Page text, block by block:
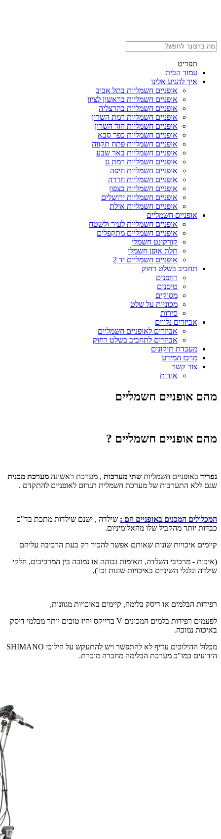
תפריט
עמוד הבית
איך להגיע אלינו
אופניים חשמליות בתל אביב
אופניים חשמליות בראשון לציון
אופניים חשמליות בהרצליה
אופניים חשמליות רמת השרון
אופניים חשמליות הוד השרון
אופניים חשמליות כפר סבא
אופניים חשמליות פתח תקווה
אופניים חשמליות באר שבע
אופניים חשמליות רמת גן
אופניים חשמליות חיפה
אופניים חשמליות חדרה
אופניים חשמליות בצפון
אופניים חשמליות ירושלים
אופניים חשמליות אילת
אופניים חשמליים
אופניים חשמליות לעיר ולשטח
אופניים חשמליים מתקפלים
קורקינט חשמלי
תלת אופן חשמלי
אופניים חשמליים יד 2
תחביב בשלט רחוק
רחפנים
טיסנים
מסוקים
מכוניות על שלט
סירות
אביזרים נלווים
אביזרים לאופניים חשמליים
אביזרים לתחביב בשלט רחוק
מעבדת תיקונים
מרכז המידע
צור קשר
אודות
מהם אופניים חשמליים
מהם אופניים חשמליים ?
נפריד באופניים חשמליות שתי מערכות , מערכת ראשונה מערכת מכנית
שגם ללא התערבות של מערכת חשמלית תגרום לאופניים להתקדם .
המכלולים המכנים באופניים הם : שילדה , ישנם שילדות מתכת בד"כ
כבדות יותר מהקביל שלו מהאלומיניום.
קיימים איכויות שונות שאותם אפשר להכיר רק בעת הרכיבה עליהם
(איכות - מרכיבי השלדה, תאימות גבוהה או נמוכה בין המרכיבים, חלקי
שילדה וגלגלי השיניים באיכויות שונות וכו'),
רפידות הבלמים או דיסק בלימה, קיימים באיכויות מגוונות,
לפעמים רפידות בלמים המכונים V ברייקס יהיו טובים יותר מבלמי דיסק
באיכות נמוכה.
מכלול ההילוכים עדיף לא להתפשר ויש להתעקש על הילוכי SHIMANO
הידועים כמו"כ מערכת הבלימה מחברה מוכרת.